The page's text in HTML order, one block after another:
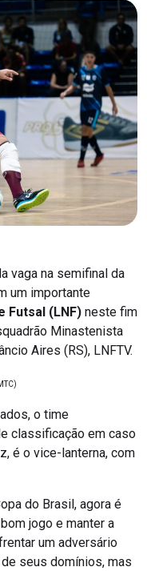
vaga na semifinal da
um importante
Futsal (LNF) neste fim
Minastenista
Aires (RS), LNFTV.
o time
classificação em caso
é o vice-lanterna, com
do Brasil, agora é
jogo e manter a
um adversário
seus domínios, mas